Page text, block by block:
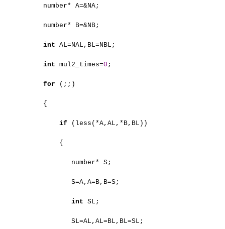
number* A=&NA;
number* B=&NB;
int AL=NAL,BL=NBL;
int mul2_times=0 ;
for (;;)
{
if (less(*A,AL,*B,BL))
{
number* S;
S=A,A=B,B=S;
int SL;
SL=AL,AL=BL,BL=SL;